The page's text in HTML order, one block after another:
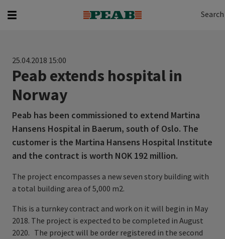
Search
25.04.2018 15:00
Peab extends hospital in
Norway
Peab has been commissioned to extend Martina
Hansens Hospital in Baerum, south of Oslo. The
customer is the Martina Hansens Hospital Institute
and the contract is worth NOK 192 million.
The project encompasses a new seven story building with
a total building area of 5,000 m2.
This is a turnkey contract and work on it will begin in May
2018. The project is expected to be completed in August
2020. The project will be order registered in the second